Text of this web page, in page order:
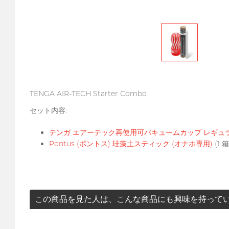
TENGA AIR-TECH Starter Combo
セット内容:
テンガ エアーテック再使用可バキュームカップ レギュ
Pontus (ポントス) 珪藻土スティック (オナホ専用) (1
この商品を見た人は、こんな商品にも興味を持って